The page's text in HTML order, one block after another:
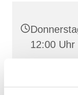
12:00 Uhr
Maria
Waldweg,